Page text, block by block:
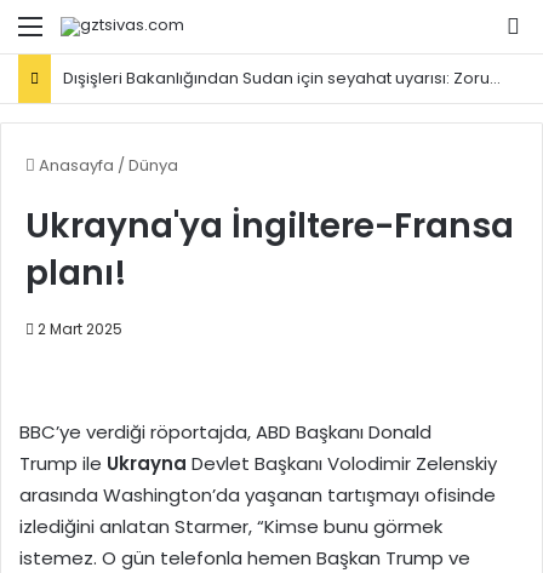
Menü
Dışişleri Bakanlığından Sudan için seyahat uyarısı: Zorunlu değilse gitmeyin
Anasayfa /Dünya
Ukrayna'ya İngiltere-Fransa
planı!
2 Mart 2025
BBC’ye verdiği röportajda, ABD Başkanı Donald
Trump ile Ukrayna Devlet Başkanı Volodimir Zelenskiy
arasında Washington’da yaşanan tartışmayı ofisinde
izlediğini anlatan Starmer, “Kimse bunu görmek
istemez. O gün telefonla hemen Başkan Trump ve